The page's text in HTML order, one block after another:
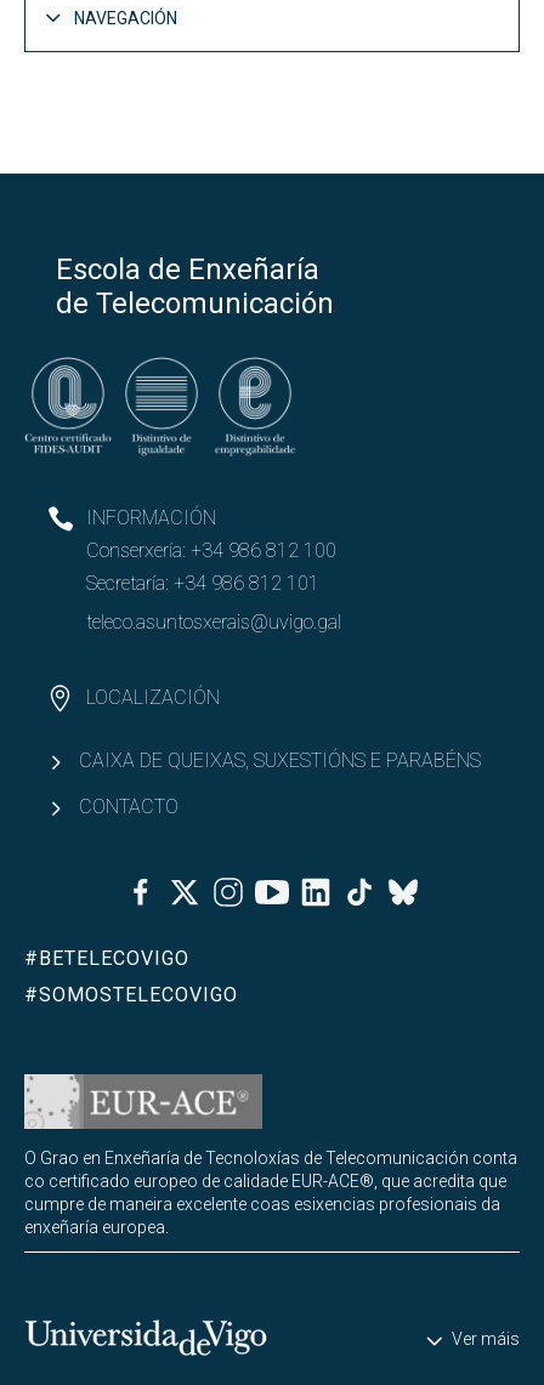
NAVEGACIÓN
Escola de Enxeñaría
de Telecomunicación
INFORMACIÓN
Conserxería: +34 986 812 100
Secretaría: +34 986 812 101
teleco.asuntosxerais@uvigo.gal
LOCALIZACIÓN
CAIXA DE QUEIXAS, SUXESTIÓNS E PARABÉNS
CONTACTO
FacebookTwitterInstagramYoutubeLinkedinTiktok
Bluesky
#BETELECOVIGO
#SOMOSTELECOVIGO
O Grao en Enxeñaría de Tecnoloxías de Telecomunicación conta
co certificado europeo de calidade EUR-ACE®, que acredita que
cumpre de maneira excelente coas esixencias profesionais da
enxeñaría europea.
Universidade de Vigo Ver máis